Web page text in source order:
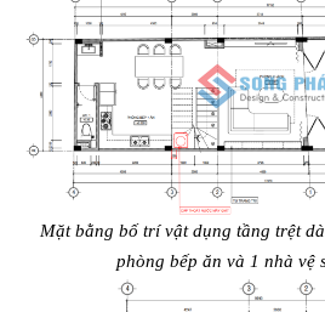
Mặt bằng bố trí vật dụng tầng trệt
phòng bếp ăn và 1 nhà vệ